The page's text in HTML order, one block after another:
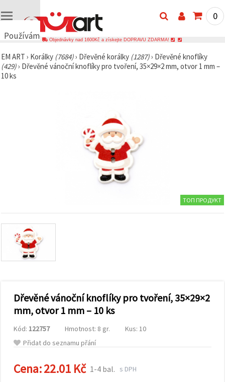
Používáme
🍪
Používáme
cookies a
zobrazovali
obsah a
reklamu, a
to i s
pomocí
našich
marketing.
souhlasit s
všech
cookies
kliknutím
vše!" Nebo
0
Objednávky nad 1600Kč a získejte DOPRAVU ZDARMA!
EM ART › Korálky (7684)› Dřevěné korálky (1287)› Dřevěné knoflíky
(429)› Dřevěné vánoční knoflíky pro tvoření, 35×29×2 mm, otvor 1 mm –
10 ks
ТОП ПРОДУКТ
Dřevěné vánoční knoflíky pro tvoření, 35×29×2
mm, otvor 1 mm – 10 ks
Kód: 122757 Hmotnost: 8 gr.
Kus: 10
Přidat do seznamu přání
Cena:22.01 Kč 1-4 bal. s DPH